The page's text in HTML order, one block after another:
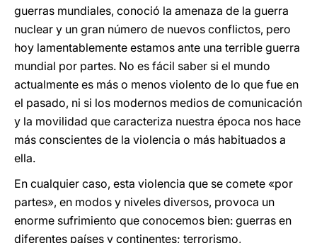
guerras mundiales, conoció la amenaza de la guerra
nuclear y un gran número de nuevos conflictos, pero
hoy lamentablemente estamos ante una terrible guerra
mundial por partes. No es fácil saber si el mundo
actualmente es más o menos violento de lo que fue en
el pasado, ni si los modernos medios de comunicación
y la movilidad que caracteriza nuestra época nos hace
más conscientes de la violencia o más habituados a
ella.
En cualquier caso, esta violencia que se comete «por
partes», en modos y niveles diversos, provoca un
enorme sufrimiento que conocemos bien: guerras en
diferentes países y continentes; terrorismo,